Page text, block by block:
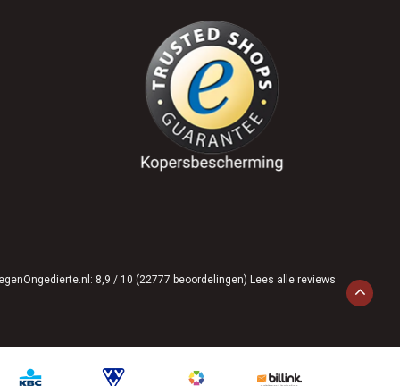
: 8,9 / 10 (22777 beoordelingen) Lees alle reviews